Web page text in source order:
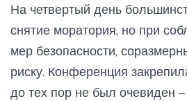
На четвертый день
снятие моратория, но при
мер безопасности,
риску. Конференция
до тех пор не был очевиден